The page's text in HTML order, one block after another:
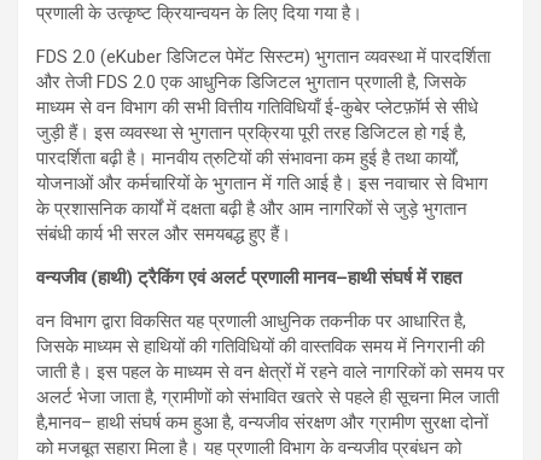
प्रणाली के उत्कृष्ट क्रियान्वयन के लिए दिया गया है।
FDS 2.0 (eKuber डिजिटल पेमेंट सिस्टम) भुगतान व्यवस्था में पारदर्शिता
और तेजी FDS 2.0 एक आधुनिक डिजिटल भुगतान प्रणाली है, जिसके
माध्यम से वन विभाग की सभी वित्तीय गतिविधियाँ ई-कुबेर प्लेटफ़ॉर्म से सीधे
जुड़ी हैं। इस व्यवस्था से भुगतान प्रक्रिया पूरी तरह डिजिटल हो गई है,
पारदर्शिता बढ़ी है। मानवीय त्रुटियों की संभावना कम हुई है तथा कार्यों,
योजनाओं और कर्मचारियों के भुगतान में गति आई है। इस नवाचार से विभाग
के प्रशासनिक कार्यों में दक्षता बढ़ी है और आम नागरिकों से जुड़े भुगतान
संबंधी कार्य भी सरल और समयबद्ध हुए हैं।
वन्यजीव (हाथी) ट्रैकिंग एवं अलर्ट प्रणाली मानव–हाथी संघर्ष में राहत
वन विभाग द्वारा विकसित यह प्रणाली आधुनिक तकनीक पर आधारित है,
जिसके माध्यम से हाथियों की गतिविधियों की वास्तविक समय में निगरानी की
जाती है। इस पहल के माध्यम से वन क्षेत्रों में रहने वाले नागरिकों को समय पर
अलर्ट भेजा जाता है, ग्रामीणों को संभावित खतरे से पहले ही सूचना मिल जाती
है,मानव– हाथी संघर्ष कम हुआ है, वन्यजीव संरक्षण और ग्रामीण सुरक्षा दोनों
को मजबूत सहारा मिला है। यह प्रणाली विभाग के वन्यजीव प्रबंधन को